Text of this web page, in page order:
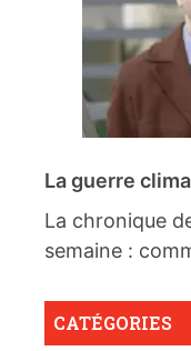
La guerre
La chronique
semaine :
CATÉGORIES